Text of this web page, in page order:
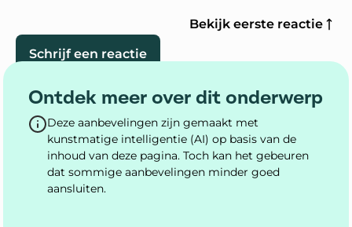
Bekijk eerste reactie
Schrijf een reactie
Ontdek meer over dit onderwerp
Deze aanbevelingen zijn gemaakt met
kunstmatige intelligentie (AI) op basis van de
inhoud van deze pagina. Toch kan het gebeuren
dat sommige aanbevelingen minder goed
aansluiten.